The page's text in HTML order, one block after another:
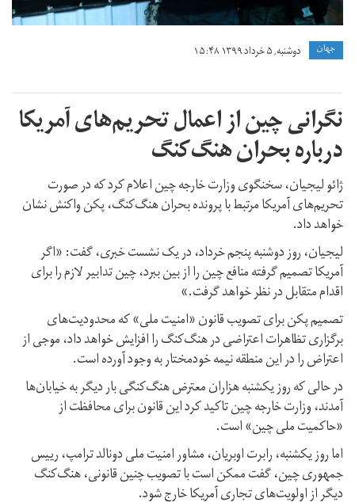
جهان دوشنبه, ۵ خرداد ۱۳۹۹ ۱۵:۴۸
نگرانی چین از اعمال تحریم‌های آمریکا
درباره بحران هنگ‌کنگ
ژائو لیجیان، سخنگوی وزارت خارجه چین اعلام کرد که در صورت
تحریم‌های آمریکا مرتبط با پرونده بحران هنگ‌کنگ، پکن واکنش نشان
خواهد داد.
لیجیان، روز دوشنبه پنجم خرداد، در یک نشست خبری، گفت: «اگر
آمریکا تصمیم گرفته منافع چین را از بین ببرد، چین تدابیر لازم را برای
اقدام متقابل در نظر خواهد گرفت.»
تصمیم پکن برای تصویب قانون «امنیت ملی» که محدودیت‌های
برگزاری تظاهرات اعتراضی در هنگ‌کنگ را افزایش خواهد داد، موجی از
اعتراض را در این منطقه نیمه خودمختار به وجود آورده است.
در حالی که روز یکشنبه هزاران معترض هنگ‌کنگی بار دیگر به خیابان‌ها
آمدند، وزارت خارجه چین تاکید کرد این قانون برای محافظت از
«حاکمیت ملی چین» است.
اما روز یکشنبه، رابرت اوبریان، مشاور امنیت ملی دونالد ترامپ، رییس
جمهوری چین، گفت ممکن است با تصویب چنین قانونی، هنگ‌کنگ
دیگر از اولویت‌های تجاری آمریکا خارج شود.